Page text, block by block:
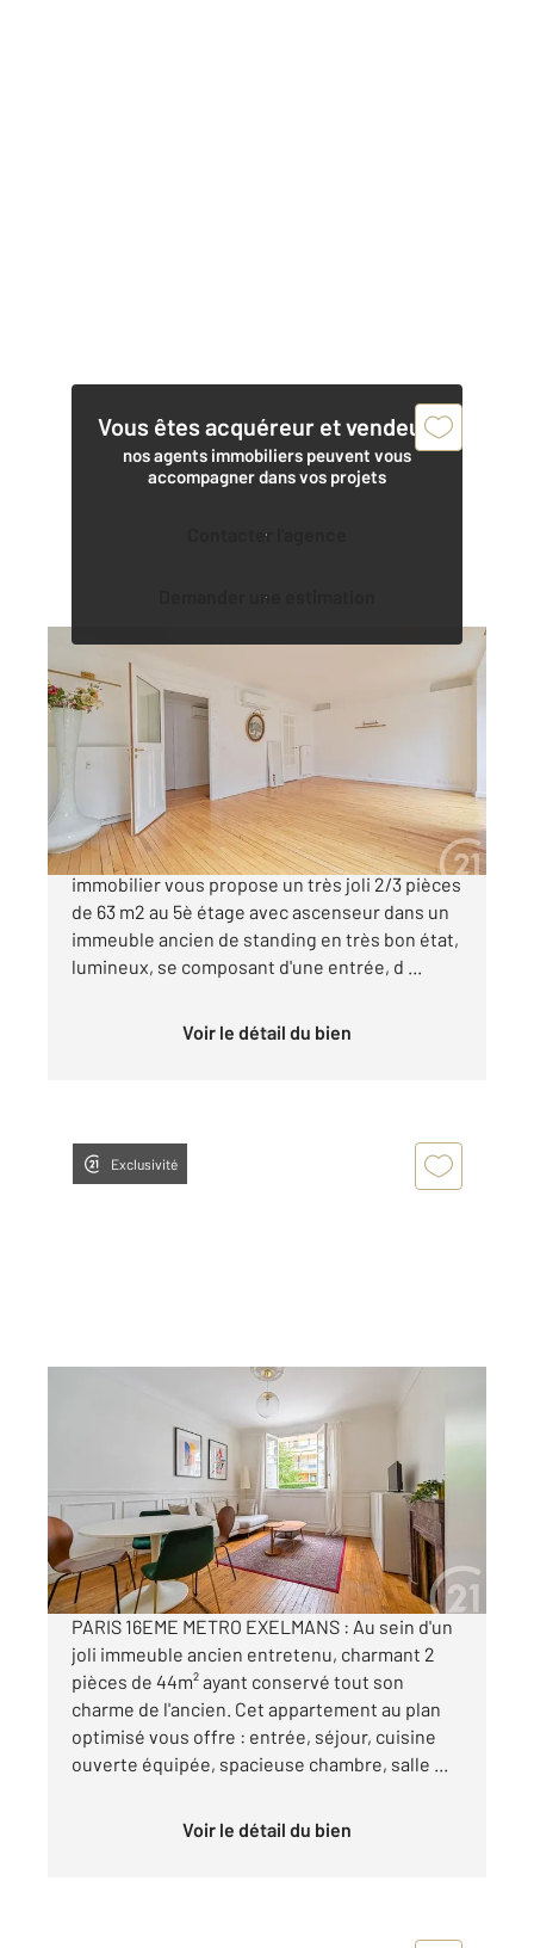
Vous êtes acquéreur et vendeur,
nos agents immobiliers peuvent vous
accompagner dans vos projets
Contacter l'agence
Demander une estimation
PARIS 75016
63 m , 2 pièces
Ref : 5716
Appartement F2 Bis à vendre
635 000 €
Paris 16è, Auteuil Sud, Century21 Auteuil
immobilier vous propose un très joli 2/3 pièces
de 63 m2 au 5è étage avec ascenseur dans un
immeuble ancien de standing en très bon état,
lumineux, se composant d'une entrée, d ...
Voir le détail du bien
Exclusivité
, 2 pièces
Appartement F2 à vendre
435 000 €
Visiter le site dédié
PARIS 16EME METRO EXELMANS : Au sein d'un
joli immeuble ancien entretenu, charmant 2
pièces de 44m² ayant conservé tout son
charme de l'ancien. Cet appartement au plan
optimisé vous offre : entrée, séjour, cuisine
ouverte équipée, spacieuse chambre, salle ...
Voir le détail du bien